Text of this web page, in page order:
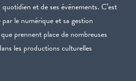
et de ses événements. C’est
le numérique et sa gestion
prennent place de nombreuses
les productions culturelles